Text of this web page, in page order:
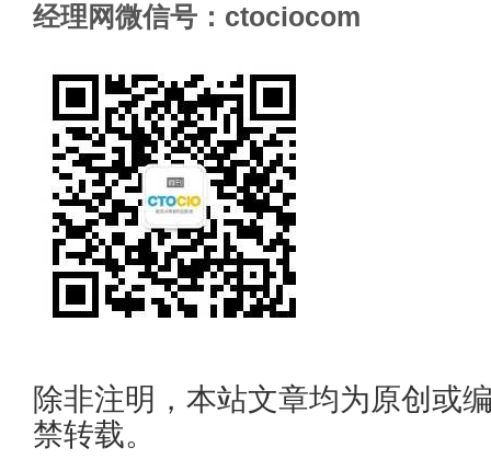
经理网微信号：ctociocom
除非注明，本站文章均为原创或
禁转载。